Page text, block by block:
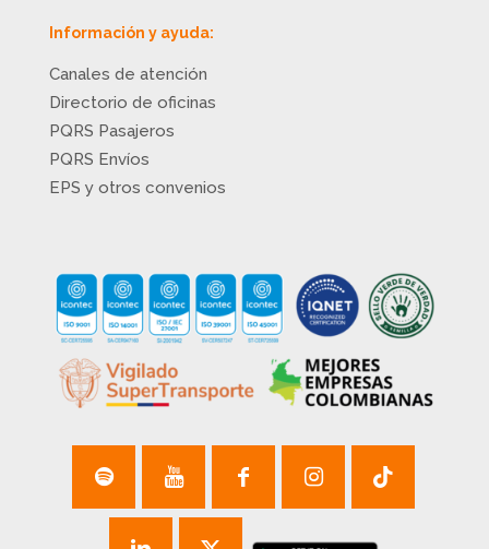
Información y ayuda:
Canales de atención
Directorio de oficinas
PQRS Pasajeros
PQRS Envíos
EPS y otros convenios